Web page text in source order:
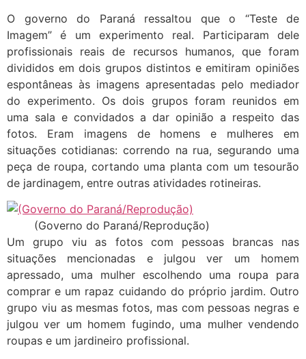
O governo do Paraná ressaltou que o “Teste de
Imagem” é um experimento real. Participaram dele
profissionais reais de recursos humanos, que foram
divididos em dois grupos distintos e emitiram opiniões
espontâneas às imagens apresentadas pelo mediador
do experimento. Os dois grupos foram reunidos em
uma sala e convidados a dar opinião a respeito das
fotos. Eram imagens de homens e mulheres em
situações cotidianas: correndo na rua, segurando uma
peça de roupa, cortando uma planta com um tesourão
de jardinagem, entre outras atividades rotineiras.
(Governo do Paraná/Reprodução)
Um grupo viu as fotos com pessoas brancas nas
situações mencionadas e julgou ver um homem
apressado, uma mulher escolhendo uma roupa para
comprar e um rapaz cuidando do próprio jardim. Outro
grupo viu as mesmas fotos, mas com pessoas negras e
julgou ver um homem fugindo, uma mulher vendendo
roupas e um jardineiro profissional.